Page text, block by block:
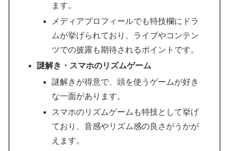
ます。​
メディアプロフィールでも特技欄にドラ
ムが挙げられており、ライブやコンテン
ツでの披露も期待されるポイントです。​
謎解き・スマホのリズムゲーム
謎解きが得意で、頭を使うゲームが好き
な一面があります。​
スマホのリズムゲームも特技として挙げ
ており、音感やリズム感の良さがうかが
えます。